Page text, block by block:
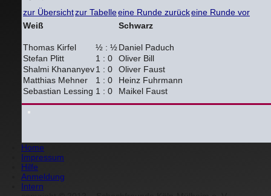
zur Übersichtzur Tabelleeine Runde zurückeine Runde vor
Weiß
Schwarz
Thomas Kirfel ½ : ½Daniel Paduch
Stefan Plitt
1 : 0
Oliver Bill
Shalmi Khananyev1 : 0
Oliver Faust
Matthias Mehner
1 : 0
Heinz Fuhrmann
Sebastian Lessing 1 : 0 Maikel Faust
Home
Impressum
Hilfe
Anmeldung
Intern